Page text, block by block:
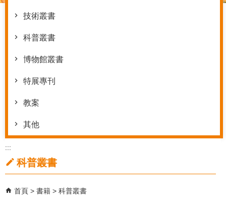
技術叢書
科普叢書
博物館叢書
特展專刊
教案
其他
:::
科普叢書
首頁 書籍 科普叢書